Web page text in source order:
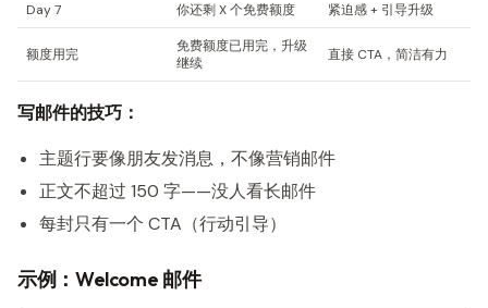
Day 7 你还剩 X 个免费额度 紧迫感 + 引导升级
额度用完
免费额度已用完，升级
继续
直接 CTA，简洁有力
写邮件的技巧：
主题行要像朋友发消息，不像营销邮件
正文不超过 150 字——没人看长邮件
每封只有一个 CTA（行动引导）
示例：Welcome 邮件